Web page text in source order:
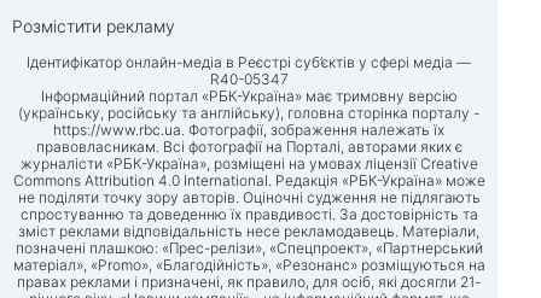
Розмістити рекламу
Ідентифікатор онлайн-медіа в Реєстрі суб’єктів у сфері медіа —
R40-05347
Інформаційний портал «РБК-Україна» має тримовну версію
(українську, російську та англійську), головна сторінка порталу -
https://www.rbc.ua. Фотографії, зображення належать їх
правовласникам. Всі фотографії на Порталі, авторами яких є
журналісти «РБК-Україна», розміщені на умовах ліцензії Creative
Commons Attribution 4.0 International. Редакція «РБК-Україна» може
не поділяти точку зору авторів. Оціночні судження не підлягають
спростуванню та доведенню їх правдивості. За достовірність та
зміст реклами відповідальність несе рекламодавець. Матеріали,
позначені плашкою: «Прес-релізи», «Спецпроект», «Партнерський
матеріал», «Promo», «Благодійність», «Резонанс» розміщуються на
правах реклами і призначені, як правило, для осіб, які досягли 21-